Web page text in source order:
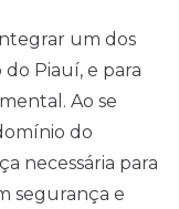
um dos
Piauí, e para
Ao se
do
necessária para
segurança e